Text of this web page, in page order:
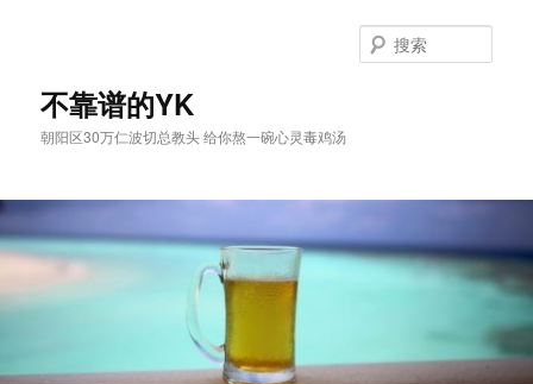
不靠谱的YK
朝阳区30万仁波切总教头 给你熬一碗心灵毒鸡汤
索